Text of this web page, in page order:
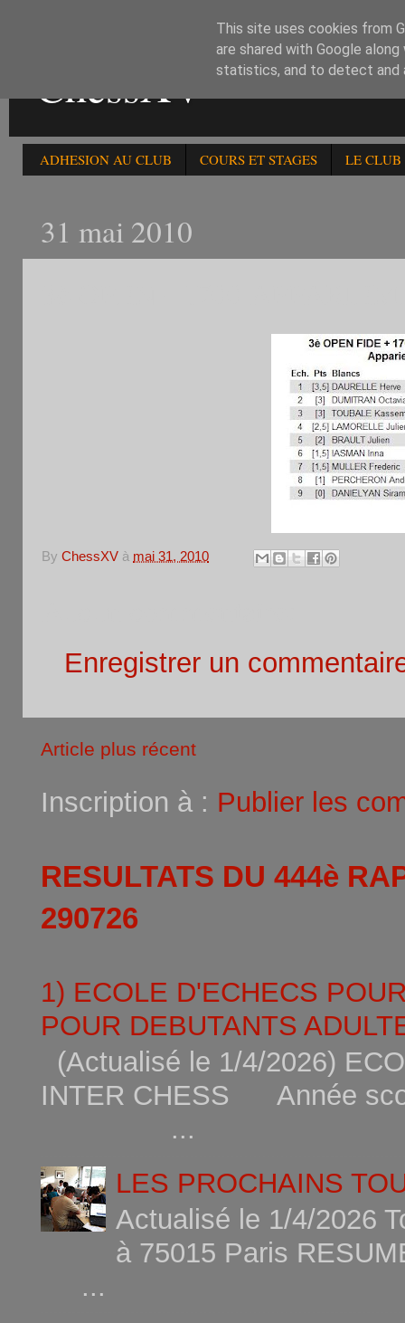
ChessXV
ADHESION AU CLUB COURS ET STAGES LE CLUB
31 mai 2010
By ChessXV à mai 31, 2010
Enregistrer un
Article plus récent
Inscription à : Publier les
RESULTATS DU 444è
290726
1) ECOLE D'ECHECS
POUR DEBUTANTS
(Actualisé le 1/4/2026)
INTER CHESS Année
...
LES PROCHAINS
Actualisé le 1/4/2026
à 75015
...
This site uses cookies from
are shared with Google
statistics, and to detect and